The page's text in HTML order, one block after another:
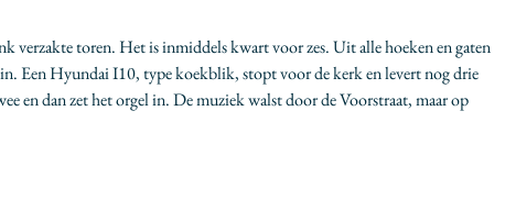
verzakte toren. Het is inmiddels kwart voor zes. Uit alle hoeken en gaten
Een Hyundai I10, type koekblik, stopt voor de kerk en levert nog drie
en dan zet het orgel in. De muziek walst door de Voorstraat, maar op